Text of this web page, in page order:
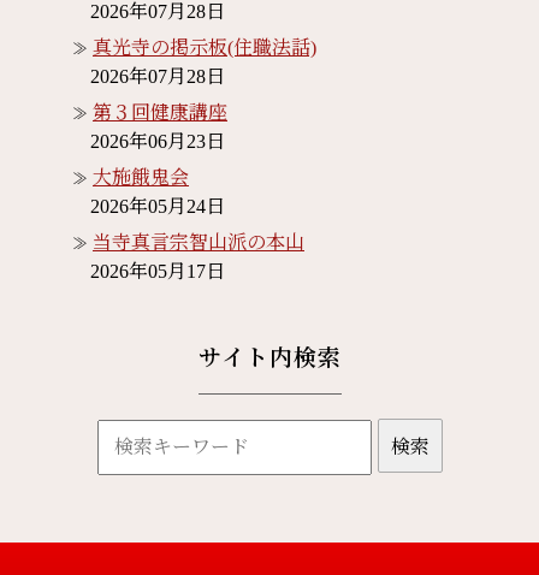
2026年07月28日
真光寺の掲示板(住職法話)
2026年07月28日
第３回健康講座
2026年06月23日
大施餓鬼会
2026年05月24日
当寺真言宗智山派の本山
2026年05月17日
サイト内検索